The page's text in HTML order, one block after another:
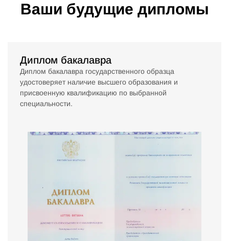
Ваши будущие дипломы
Диплом бакалавра
Диплом бакалавра государственного образца
удостоверяет наличие высшего образования и
присвоенную квалификацию по выбранной
специальности.